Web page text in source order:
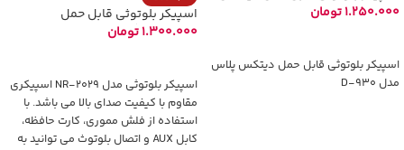
پلاس مدل D-930
1.250.000تومان
اسپیکر بلوتوثی قابل حمل دیتکس پلاس
مدل D-930
اسپیکر بلوتوثی قابل حمل
نیوریکسینگ مدل NR – 2029
1.300.000تومان
اسپیکر بلوتوثی مدل NR-2029 اسپیکری
مقاوم با کیفیت صدای بالا می باشد. با
استفاده از فلش مموری، کارت حافظه،
کابل AUX و اتصال بلوتوث می توانید به